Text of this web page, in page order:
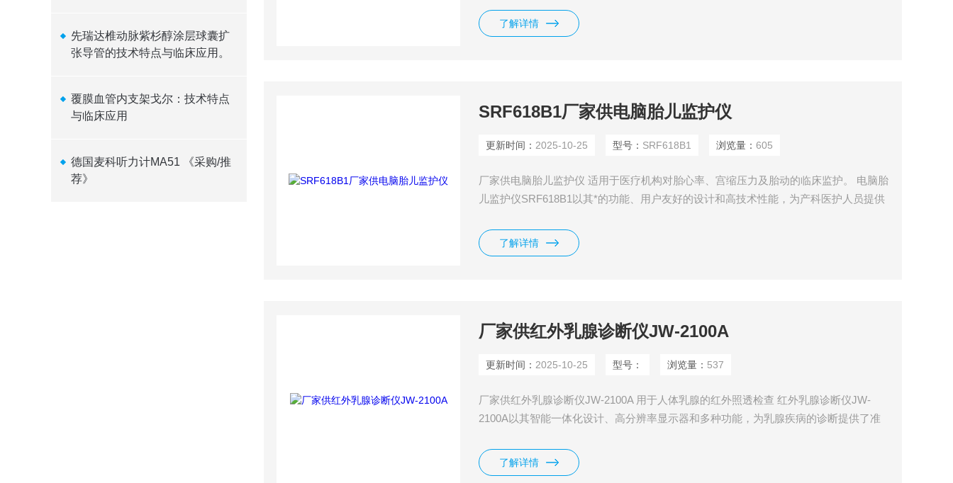
先瑞达椎动脉紫杉醇涂层球囊扩
张导管的技术特点与临床应用。
覆膜血管内支架戈尔：技术特点
与临床应用
德国麦科听力计MA51 《采购/推
荐》
了解详情
SRF618B1厂家供电脑胎儿监护仪
更新时间： 2025-10-25 型号： SRF618B1 浏览量：605
厂家供电脑胎儿监护仪 适用于医疗机构对胎心率、宫缩压力及胎动的临床监护。 电脑胎
儿监护仪SRF618B1以其*的功能、用户友好的设计和高技术性能，为产科医护人员提供
了解详情
厂家供红外乳腺诊断仪JW-2100A
更新时间： 2025-10-25 型号： 浏览量： 537
厂家供红外乳腺诊断仪JW-2100A 用于人体乳腺的红外照透检查 红外乳腺诊断仪JW-
2100A以其智能一体化设计、高分辨率显示器和多种功能，为乳腺疾病的诊断提供了准
了解详情